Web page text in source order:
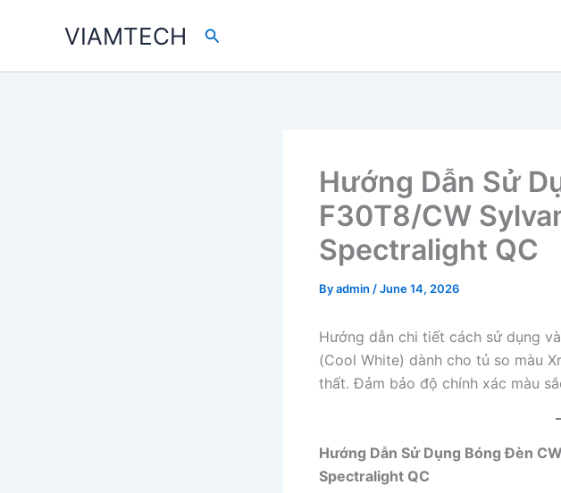
VIAMTECH Search
Hướng Dẫn Sử
F30T8/CW
Spectralight QC
Byadmin /June 14, 2026
Hướng dẫn chi tiết cách sử dụng
(Cool White) dành cho tủ so màu
thất. Đảm bảo độ chính xác màu
Hướng Dẫn Sử Dụng Bóng Đèn
Spectralight QC